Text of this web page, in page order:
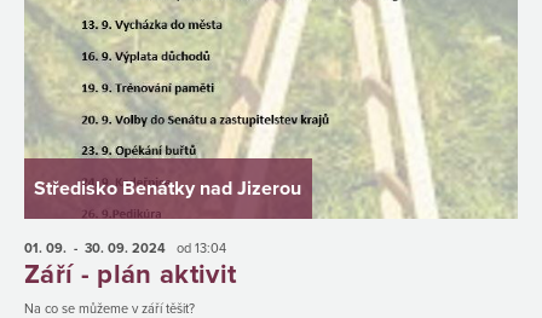
Středisko Benátky nad Jizerou
01. 09. - 30. 09. 2024 od 13:04
Září - plán aktivit
Na co se můžeme v září těšit?